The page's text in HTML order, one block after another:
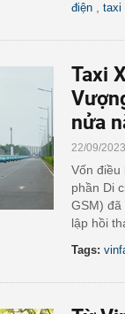
điện
taxi
Taxi
nửa
22/09/
Vốn điều
phần Di
GSM)
lập hồi
Tags: